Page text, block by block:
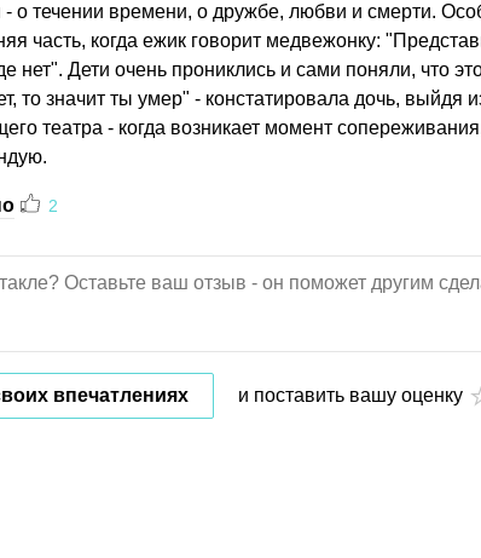
о течении времени, о дружбе, любви и смерти.
часть, когда ежик говорит медвежонку:
нет". Дети очень прониклись и сами поняли, что
то значит ты умер" - констатировала дочь, выйдя
театра - когда возникает момент
2
впечатлениях и поставить вашу оценку